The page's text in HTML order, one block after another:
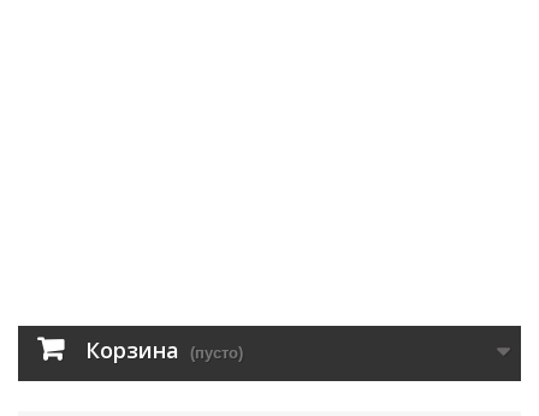
Корзина (пусто)